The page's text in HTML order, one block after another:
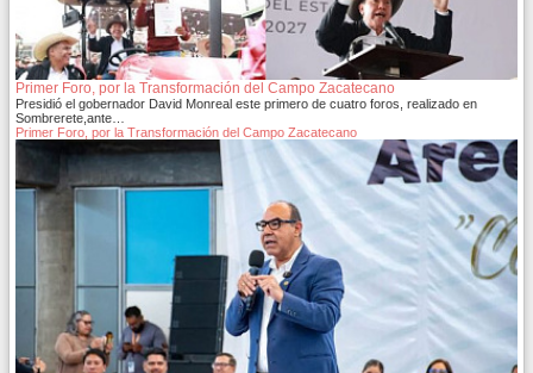
Primer Foro, por la Transformación del Campo Zacatecano
Presidió el gobernador David Monreal este primero de cuatro foros, realizado en
Sombrerete,ante…
Primer Foro, por la Transformación del Campo Zacatecano